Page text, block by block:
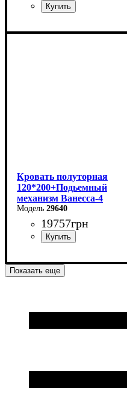
Ширина: 166 см
Кровать полуторная
120*200+Подьемный
механизм Ванесса-4
29640
19757грн
Ширина: 146 см
Высота: 86 см
Показать еще